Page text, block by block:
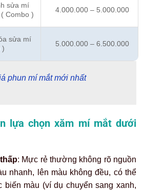
sửa mí
Combo )
4.000.000 – 5.000.000
sửa mí
)
5.000.000 – 6.500.000
phun mí mắt mới nhất
lựa chọn xăm mí mắt dưới
: Mực rẻ thường không rõ nguồn
nhanh, lên màu không đều, có thể
biến màu (ví dụ chuyển sang xanh,